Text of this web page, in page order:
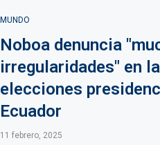
MUNDO
Noboa denuncia
irregularidades" en
elecciones
Ecuador
11 febrero, 2025